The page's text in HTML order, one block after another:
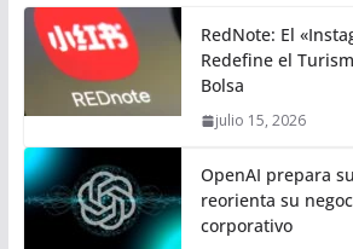
RedNote: El
Redefine el
Bolsa
julio 15, 2026
OpenAI prepara
reorienta su
corporativo